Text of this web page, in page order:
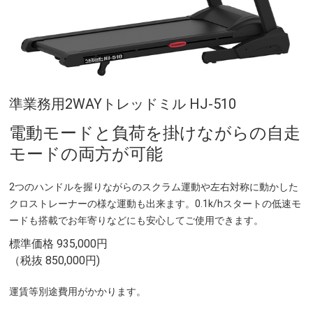
準業務用2WAYトレッドミル HJ-510
電動モードと負荷を掛けながらの自走
モードの両方が可能
2つのハンドルを握りながらのスクラム運動や左右対称に動かした
クロストレーナーの様な運動も出来ます。0.1k/hスタートの低速モ
ードも搭載でお年寄りなどにも安心してご使用できます。
標準価格 935,000円
（税抜 850,000円)
運賃等別途費用がかかります。